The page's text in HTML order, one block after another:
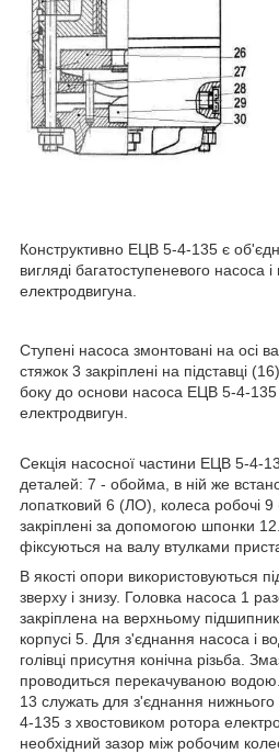
Конструктивно ЕЦВ 5-4-135 є
вигляді багатоступеневого насоса
електродвигуна.
Ступені насоса змонтовані на осі
стяжок 3 закріплені на підставці
боку до основи насоса ЕЦВ 5-4-135
електродвигун.
Секція насосної частини ЕЦВ 5-4-
деталей: 7 - обойма, в ній же
лопатковий 6 (ЛО), колеса робочі 9
закріплені за допомогою шпонки
фіксуються на валу втулками
В якості опори використовуються
зверху і знизу. Головка насоса 1
закріплена на верхньому
корпусі 5. Для з'єднання насоса і
голівці присутня конічна різьба.
проводиться перекачуваною
13 служать для з'єднання
4-135 з хвостовиком ротора
необхідний зазор між робочим